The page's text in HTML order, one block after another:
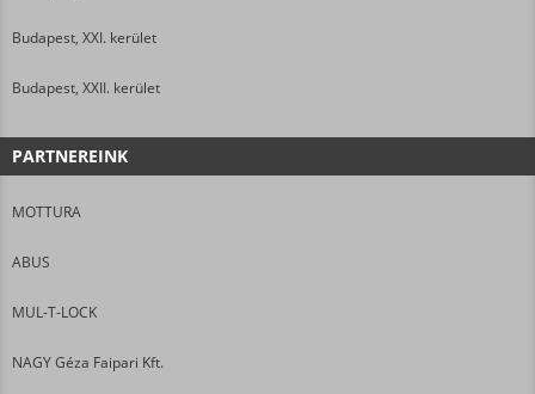
Budapest, XXI. kerület
Budapest, XXII. kerület
PARTNEREINK
MOTTURA
ABUS
MUL-T-LOCK
NAGY Géza Faipari Kft.